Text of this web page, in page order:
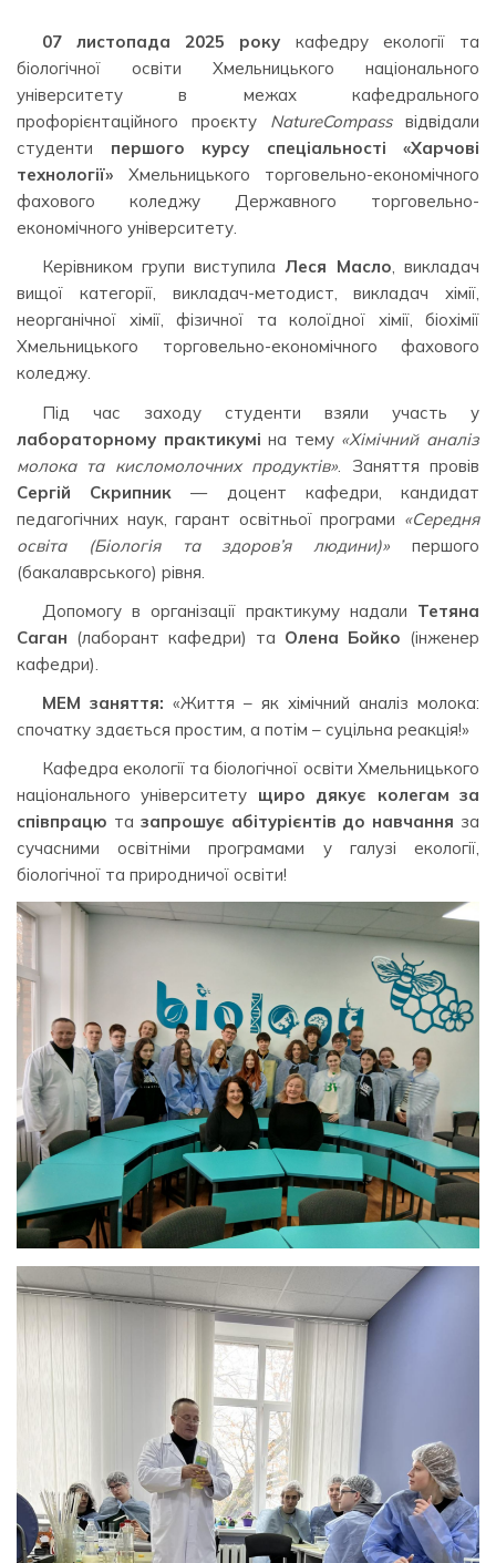
07 листопада 2025 року кафедру екології та
біологічної освіти Хмельницького національного
університету в межах кафедрального
профорієнтаційного проєкту NatureCompassвідвідали
студенти першого курсу спеціальності «Харчові
технології» Хмельницького торговельно-економічного
фахового коледжу Державного торговельно-
економічного університету.
Керівником групи виступилаЛеся Масло, викладач
вищої категорії, викладач-методист, викладач хімії,
неорганічної хімії, фізичної та колоїдної хімії, біохімії
Хмельницького торговельно-економічного фахового
коледжу.
Під час заходу студенти взяли участь у
лабораторному практикумі на тему «Хімічний аналіз
молока та кисломолочних продуктів» . Заняття провів
Сергій Скрипник — доцент кафедри, кандидат
педагогічних наук, гарант освітньої програми «Середня
освіта (Біологія та здоров’я людини)» першого
(бакалаврського) рівня.
Допомогу в організації практикуму надали Тетяна
Саган (лаборант кафедри) та Олена Бойко (інженер
кафедри).
МЕМ заняття: «Життя – як хімічний аналіз молока:
спочатку здається простим, а потім – суцільна реакція!»
Кафедра екології та біологічної освіти Хмельницького
національного університету щиро дякує колегам за
співпрацю та запрошує абітурієнтів до навчання за
сучасними освітніми програмами у галузі екології,
біологічної та природничої освіти!